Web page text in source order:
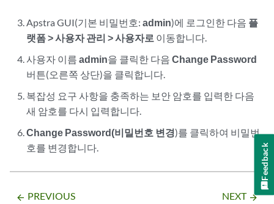
Apstra GUI(기본 비밀번호:admin)에 로그인한 다음 플
랫폼 > 사용자 관리 > 사용자로 이동합니다.
사용자 이름admin을 클릭한 다음Change Password
버튼(오른쪽 상단)을 클릭합니다.
복잡성 요구 사항을 충족하는 보안 암호를 입력한 다음
새 암호를 다시 입력합니다.
Change Password(비밀번호 변경)를 클릭하여 비밀번
호를 변경합니다.
arrow_backward PREVIOUS NEXT arrow_forward
Feedback